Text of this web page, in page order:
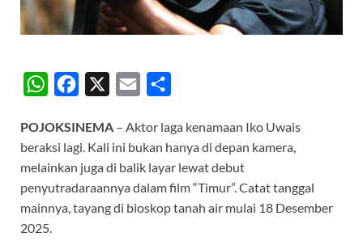
W
a
t
A
p
c
e
o
a
i
a
r
e
POJOKSINEMA – Aktor laga kenamaan Iko Uwais
beraksi lagi. Kali ini bukan hanya di depan kamera,
melainkan juga di balik layar lewat debut
penyutradaraannya dalam film “Timur”. Catat tanggal
mainnya, tayang di bioskop tanah air mulai 18 Desember
2025.